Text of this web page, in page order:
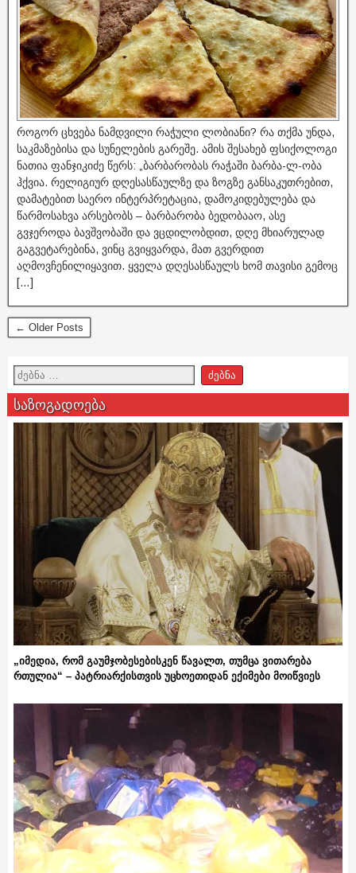
როგორ ცხვება ნამდვილი რაჭული ლობიანი? რა თქმა უნდა,
საკმაზებისა და სუნელების გარეშე. ამის შესახებ ფსიქოლოგი
ნათია ფანჯიკიძე წერს: „ბარბარობას რაჭაში ბარბა-ლ-ობა
ჰქვია. რელიგიურ დღესასწაულზე და ზოგზე განსაკუთრებით,
დამატებით საერო ინტერპრეტაცია, დამოკიდებულება და
წარმოსახვა არსებობს – ბარბარობა ბედობააო, ასე
გვჯეროდა ბავშვობაში და ვცდილობდით, დღე მხიარულად
გაგვეტარებინა, ვინც გვიყვარდა, მათ გვერდით
აღმოვჩენილიყავით. ყველა დღესასწაულს ხომ თავისი გემოც
[…]
← Older Posts
საზოგადოება
„იმედია, რომ გაუმჯობესებისკენ წავალთ, თუმცა ვითარება
რთულია“ – პატრიარქისთვის უცხოეთიდან ექიმები მოიწვიეს